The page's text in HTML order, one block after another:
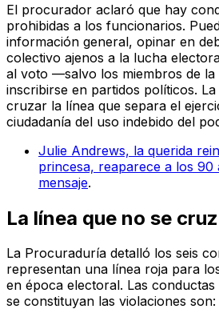
El procurador aclaró que hay
prohibidas a los funcionarios.
información general, opinar en
colectivo ajenos a la lucha
al voto —salvo los miembros de
inscribirse en partidos políticos.
cruzar la línea que separa el
ciudadanía del uso indebido del
Julie Andrews, la querida
princesa, reaparece a los
mensaje.
La línea que no se
La Procuraduría detalló los seis
representan una línea roja para
en época electoral. Las
se constituyan las violaciones son: